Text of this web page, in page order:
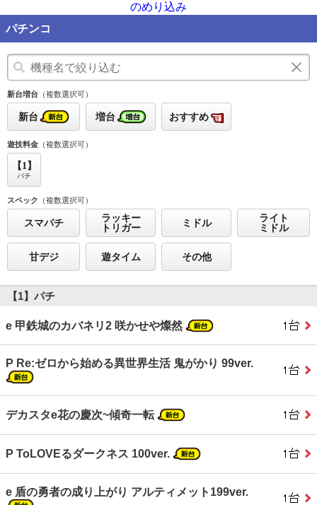
のめり込み
パチンコ
新台増台 （複数選択可）
新台 増台 おすすめ
遊技料金 （複数選択可）
【1】
パチ
スペック （複数選択可）
スマパチ
ラッキー
トリガー
ミドル
ライト
ミドル
甘デジ 遊タイム その他
【1】パチ
e 甲鉄城のカバネリ2 咲かせや燦然
P Re:ゼロから始める異世界生活 鬼がかり 99ver.
デカスタe花の慶次~傾奇一転
P ToLOVEるダークネス 100ver.
e 盾の勇者の成り上がり アルティメット199ver.